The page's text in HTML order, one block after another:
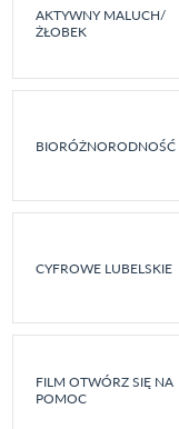
AKTYWNY MALUCH/
ŻŁOBEK
BIORÓŻNORODNOŚĆ
CYFROWE LUBELSKIE
FILM OTWÓRZ SIĘ NA
POMOC